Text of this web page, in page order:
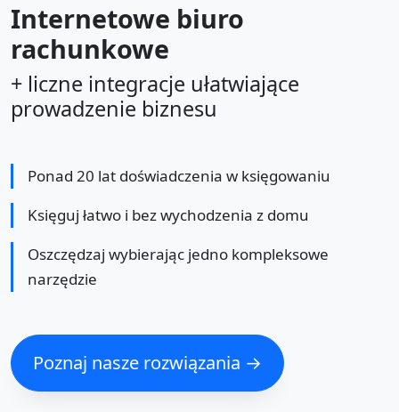
Internetowe biuro
rachunkowe
+ liczne integracje ułatwiające
prowadzenie biznesu
Ponad 20 lat doświadczenia w księgowaniu
Księguj łatwo i bez wychodzenia z domu
Oszczędzaj wybierając jedno kompleksowe
narzędzie
Poznaj nasze rozwiązania →